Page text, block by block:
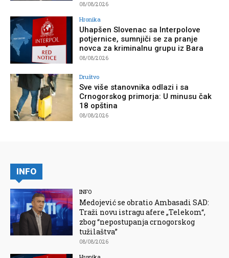
08/08/2026
Hronika
Uhapšen Slovenac sa Interpolove
potjernice, sumnjiči se za pranje
novca za kriminalnu grupu iz Bara
08/08/2026
Društvo
Sve više stanovnika odlazi i sa
Crnogorskog primorja: U minusu čak
18 opština
08/08/2026
INFO
INFO
Medojević se obratio Ambasadi SAD:
Traži novu istragu afere „Telekom“,
zbog “nepostupanja crnogorskog
tužilaštva”
08/08/2026